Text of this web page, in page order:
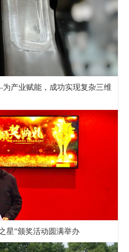
产业赋能，成功实现复杂三维
星”颁奖活动圆满举办